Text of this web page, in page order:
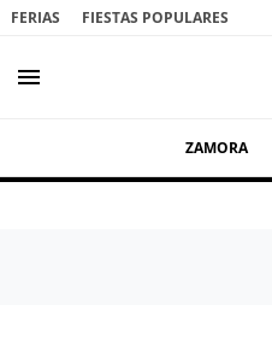
FERIAS FIESTAS POPULARES
menu
ZAMORA